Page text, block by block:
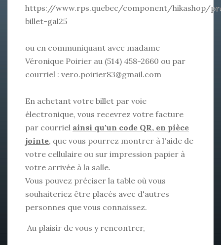
https://www.rps.quebec/component/hikashop/
billet-gal25
ou en communiquant avec madame
Véronique Poirier au (514) 458-2660 ou par
courriel : vero.poirier83@gmail.com
En achetant votre billet par voie
électronique, vous recevrez votre facture
par courriel ainsi qu'un code QR, en pièce
jointe, que vous pourrez montrer à l'aide de
votre cellulaire ou sur impression papier à
votre arrivée à la salle.
Vous pouvez préciser la table où vous
souhaiteriez être placés avec d'autres
personnes que vous connaissez.
Au plaisir de vous y rencontrer,